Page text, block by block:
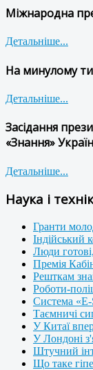
Міжнародна
Детальніше...
На минулому
Детальніше...
Засідання
«Знання»
Детальніше...
Наука і
Гранти
Індійський
Люди
Премія
Решткам
Роботи-
Система «E-
Таємничі
У Китаї
У Лондоні
Штучний
Що таке